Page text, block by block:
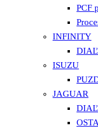
PCF
INFINITY
ISUZU
JAGUAR